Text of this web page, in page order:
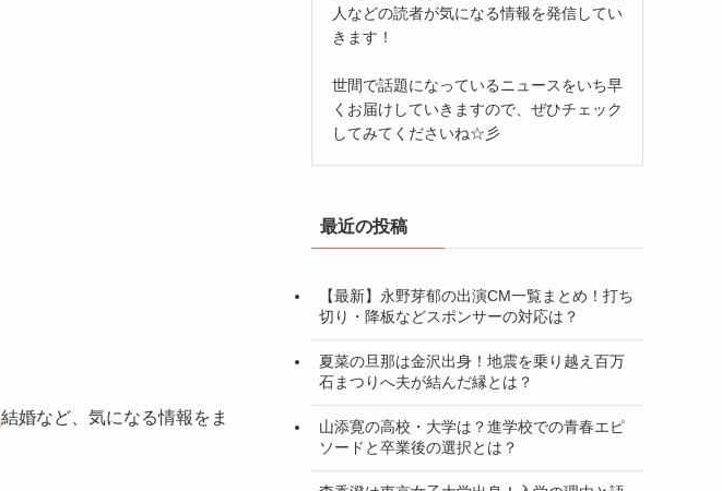
結婚など、気になる情報をま
人などの読者が気になる情報を発信してい
きます！
世間で話題になっているニュースをいち早
くお届けしていきますので、ぜひチェック
してみてくださいね☆彡
最近の投稿
【最新】永野芽郁の出演CM一覧まとめ！打ち
切り・降板などスポンサーの対応は？
夏菜の旦那は金沢出身！地震を乗り越え百万
石まつりへ夫が結んだ縁とは？
山添寛の高校・大学は？進学校での青春エピ
ソードと卒業後の選択とは？